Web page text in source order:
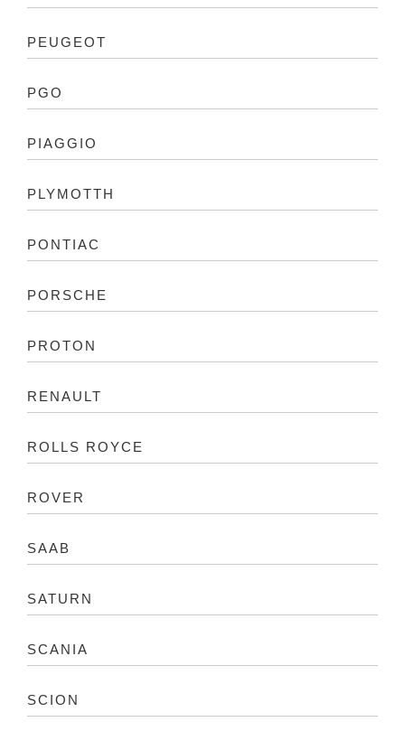
PEUGEOT
PGO
PIAGGIO
PLYMOTTH
PONTIAC
PORSCHE
PROTON
RENAULT
ROLLS ROYCE
ROVER
SAAB
SATURN
SCANIA
SCION